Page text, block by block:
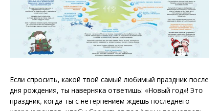
Если спросить, какой твой самый любимый праздник после
дня рождения, ты наверняка ответишь: «Новый год»! Это
праздник, когда ты с нетерпением ждёшь последнего